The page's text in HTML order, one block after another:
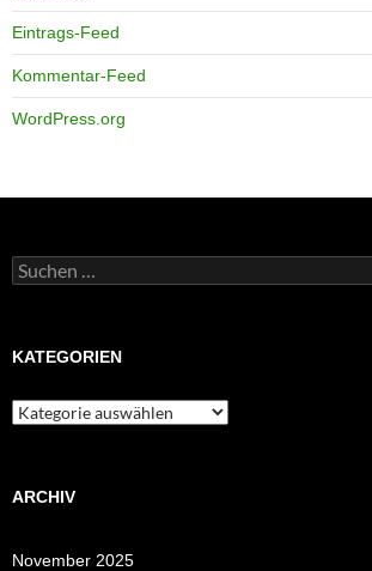
Eintrags-Feed
Kommentar-Feed
WordPress.org
Suchen
nach:
KATEGORIEN
Kategorien
ARCHIV
November 2025